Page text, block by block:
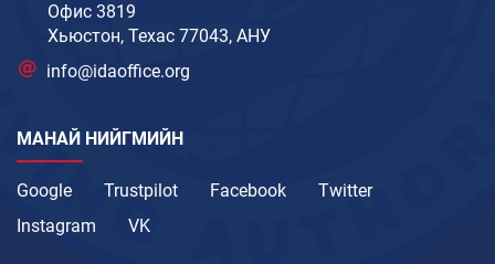
Офис 3819
Хьюстон, Техас 77043, АНУ
info@idaoffice.org
МАНАЙ НИЙГМИЙН
Google Trustpilot Facebook
Twitter
Instagram
VK